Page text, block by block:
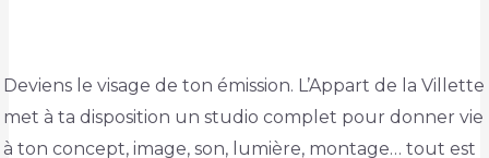
Deviens le visage de ton émission. L’Appart de la Villette
met à ta disposition un studio complet pour donner vie
à ton concept, image, son, lumière, montage… tout est